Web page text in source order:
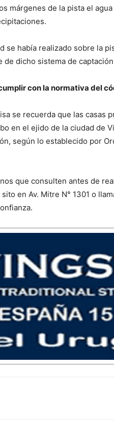
márgenes de la pista el
se había realizado sobre la
dicho sistema de
con la normativa del
se recuerda que las casas
en el ejido de la ciudad de
según lo establecido por
que consulten antes de
en Av. Mitre N° 1301 o